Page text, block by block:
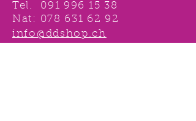
Tel. 091 996 15 38
Nat: 078 631 62 92
info@ddshop.ch